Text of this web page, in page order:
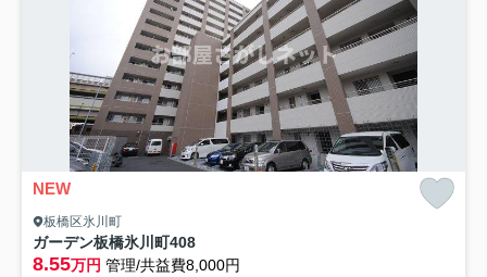
NEW
板橋区氷川町
ガーデン板橋氷川町408
8.55万円 管理/共益費8,000円